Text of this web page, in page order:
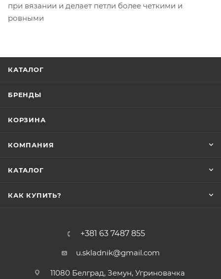
при вязании и делает петли более четкими и
ровными
КАТАЛОГ
БРЕНДЫ
КОРЗИНА
КОМПАНИЯ
КАТАЛОГ
КАК КУПИТЬ?
+381 63 7487 855
u.skladnik@gmail.com
11080 Белград, Земун, Угриновачка